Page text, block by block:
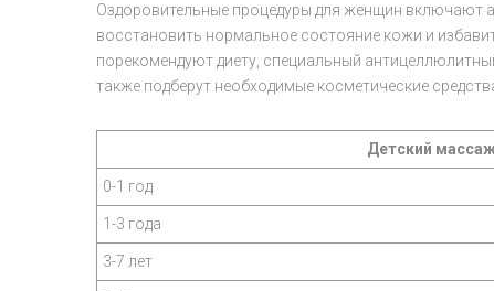
Оздоровительные процедуры для женщин включают
восстановить нормальное состояние кожи и
порекомендуют диету, специальный
также подберут необходимые косметические
Детский
0-1 год
1-3 года
3-7 лет